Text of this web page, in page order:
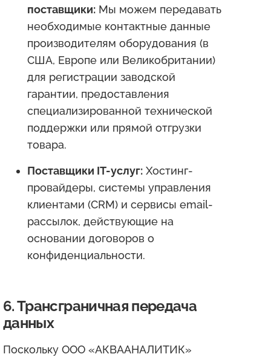
поставщики: Мы можем передавать
необходимые контактные данные
производителям оборудования (в
США, Европе или Великобритании)
для регистрации заводской
гарантии, предоставления
специализированной технической
поддержки или прямой отгрузки
товара.
Поставщики IT-услуг: Хостинг-
провайдеры, системы управления
клиентами (CRM) и сервисы email-
рассылок, действующие на
основании договоров о
конфиденциальности.
6. Трансграничная передача
данных
Поскольку ООО «АКВААНАЛИТИК»